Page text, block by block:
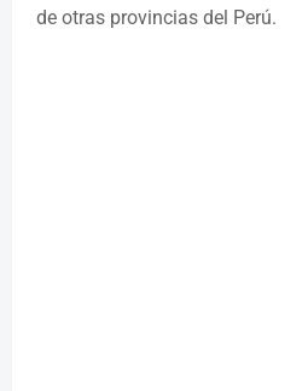
de otras provincias del Perú.